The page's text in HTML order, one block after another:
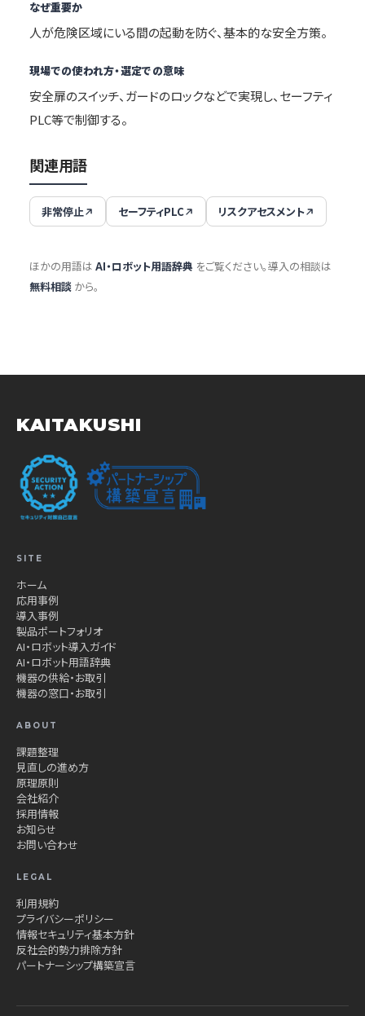
なぜ重要か
人が危険区域にいる間の起動を防ぐ、基本的な安全方策。
現場での使われ方・選定での意味
安全扉のスイッチ、ガードのロックなどで実現し、セーフティ
PLC等で制御する。
関連用語
非常停止 セーフティPLC リスクアセスメント
ほかの用語は AI・ロボット用語辞典 をご覧ください。導入の相談は
無料相談 から。
KAITAKUSHI
SITE
ホーム
応用事例
導入事例
製品ポートフォリオ
AI・ロボット導入ガイド
AI・ロボット用語辞典
機器の供給・お取引
機器の窓口・お取引
ABOUT
課題整理
見直しの進め方
原理原則
会社紹介
採用情報
お知らせ
お問い合わせ
LEGAL
利用規約
プライバシーポリシー
情報セキュリティ基本方針
反社会的勢力排除方針
パートナーシップ構築宣言